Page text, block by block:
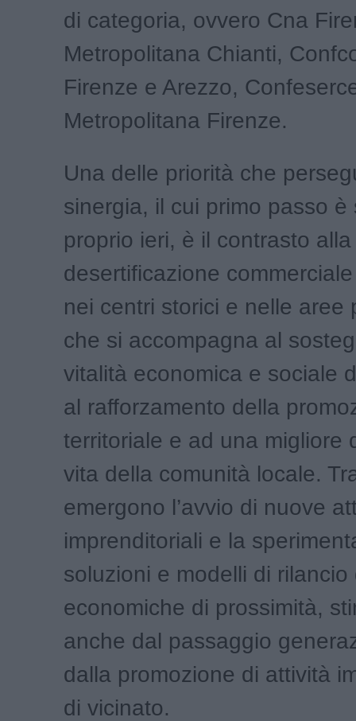
di categoria, ovvero Cna
Metropolitana Chianti,
Firenze e Arezzo,
Metropolitana Firenze.
Una delle priorità che
sinergia, il cui primo passo è
proprio ieri, è il contrasto alla
desertificazione
nei centri storici e nelle aree
che si accompagna al
vitalità economica e sociale
al rafforzamento della
territoriale e ad una migliore
vita della comunità locale.
emergono l’avvio di nuove
imprenditoriali e la
soluzioni e modelli di rilancio
economiche di prossimità,
anche dal passaggio
dalla promozione di attività
di vicinato.